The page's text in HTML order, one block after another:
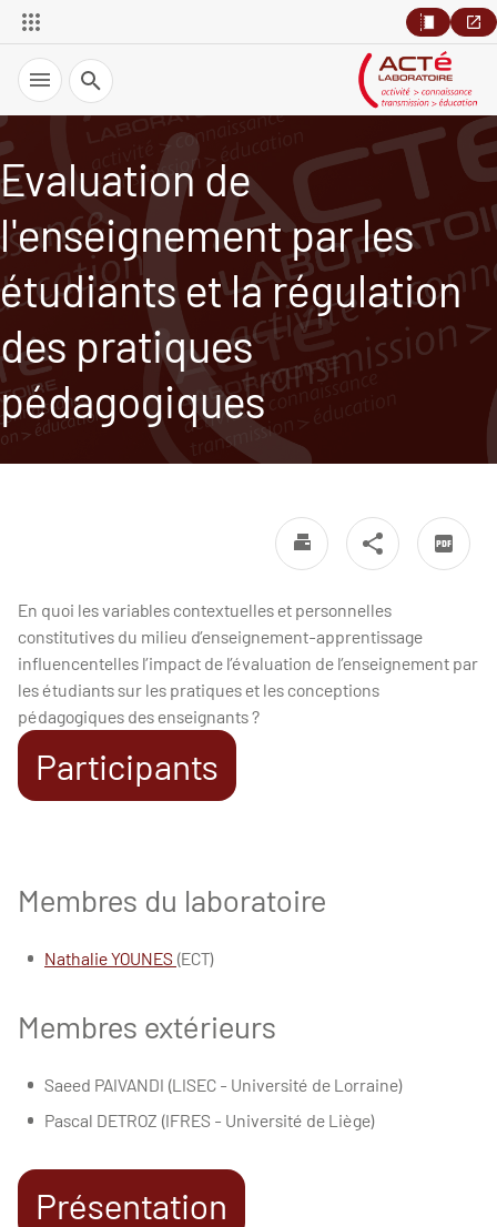
Recherche
Evaluation de
l'enseignement par les
étudiants et la régulation
des pratiques
pédagogiques
En quoi les variables contextuelles et personnelles
constitutives du milieu d’enseignement-apprentissage
influencentelles l’impact de l’évaluation de l’enseignement par
les étudiants sur les pratiques et les conceptions
pédagogiques des enseignants ?
Participants
Membres du laboratoire
Nathalie YOUNES (ECT)
Membres extérieurs
Saeed PAIVANDI (LISEC - Université de Lorraine)
Pascal DETROZ (IFRES - Université de Liège)
Présentation